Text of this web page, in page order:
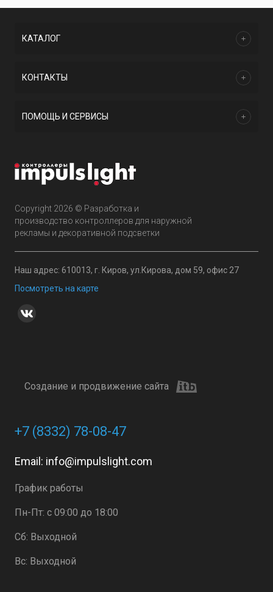
Copyright 2026 © Разработка и
производство контроллеров для наружной
рекламы и декоративной подсветки
Наш адрес: 610013, г. Киров, ул.Кирова, дом 59, офис 27
Посмотреть на карте
Создание и продвижение сайта
КАТАЛОГ
КОНТАКТЫ
ПОМОЩЬ И СЕРВИСЫ
+7 (8332) 78-08-47
Email: info@impulslight.com
График работы
Пн-Пт: с 09:00 до 18:00
Сб: Выходной
Вс: Выходной